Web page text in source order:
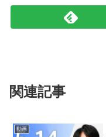
関連記事
動画